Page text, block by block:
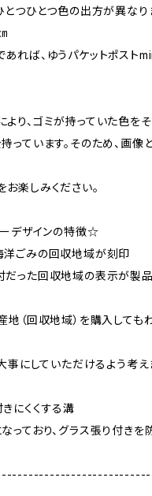
つひとつ色の出方が異なり
れば、ゆうパケットポスト
り、ゴミが持っていた色を
っています。そのため、画像
楽しみください。
デザインの特徴☆
ごみの回収地域が刻印
だった回収地域の表示が製
地（回収地域）を購入しても
にしていただけるよう考え
にくくする溝
っており、グラス張り付きを